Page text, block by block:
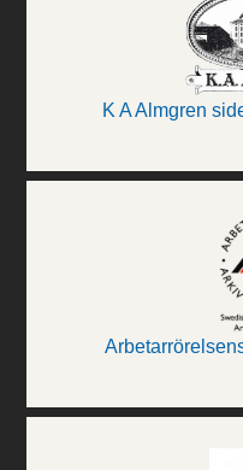
K A Almgren